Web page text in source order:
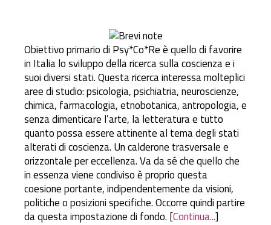
Obiettivo primario di Psy*Co*Re è quello di favorire
in Italia lo sviluppo della ricerca sulla coscienza e i
suoi diversi stati. Questa ricerca interessa molteplici
aree di studio: psicologia, psichiatria, neuroscienze,
chimica, farmacologia, etnobotanica, antropologia, e
senza dimenticare l’arte, la letteratura e tutto
quanto possa essere attinente al tema degli stati
alterati di coscienza. Un calderone trasversale e
orizzontale per eccellenza. Va da sé che quello che
in essenza viene condiviso è proprio questa
coesione portante, indipendentemente da visioni,
politiche o posizioni specifiche. Occorre quindi partire
da questa impostazione di fondo. [Continua...]